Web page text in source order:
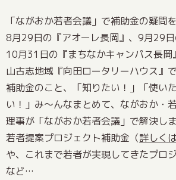
「ながおか若者会議」で補助金の疑問
8月29日の『アオーレ長岡』、9月29日
10月31日の『まちなかキャンパス長岡
山古志地域『向田ロータリーハウス』
補助金のこと、「知りたい！」「使い
い！」み～んなまとめて、ながおか・
理事が「ながおか若者会議」で解決し
若者提案プロジェクト補助金（詳しく
や、これまで若者が実現してきたプロ
など…